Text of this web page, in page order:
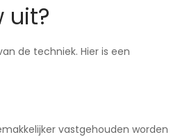
uit?
de techniek. Hier is een
vastgehouden worden